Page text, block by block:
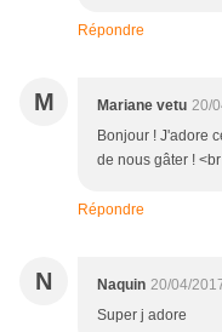
Répondre
M Mariane vetu 20/
Bonjour ! J'adore
de nous gâter !
Répondre
N Naquin 20/04/
Super j adore